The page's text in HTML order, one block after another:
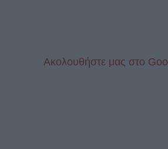
Aκολουθήστε μας στo